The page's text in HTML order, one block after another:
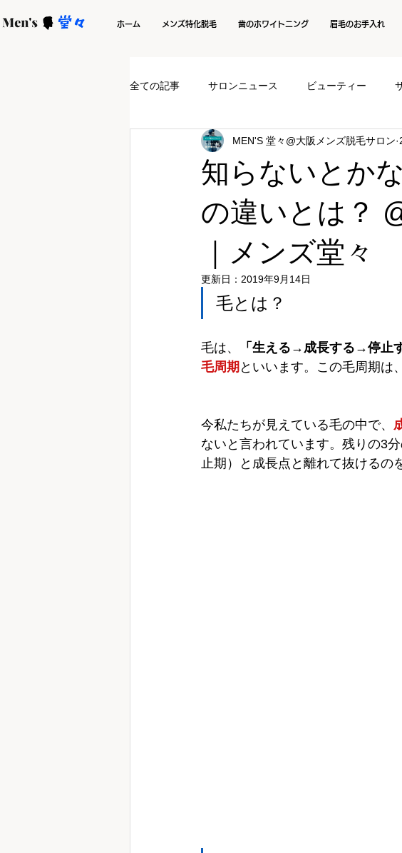
ホーム メンズ特化脱毛 歯のホワイトニング 眉毛のお手入れ
全ての記事 サロンニュース ビューティー
知らないとか
の違いとは？
｜メンズ堂々
MEN'S 堂々@大阪メンズ脱毛サロン
更新日： 2019年9月14日
毛とは？
毛は、 「生える→成長する→停止
毛周期 といいます。この毛周期は
今私たちが見えている毛の中で、
ないと言われています。残りの3
止期）と成長点と離れて抜けるの